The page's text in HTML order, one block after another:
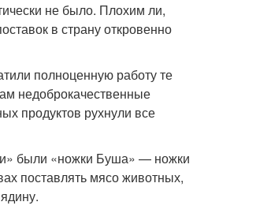
не было. Плохим ли,
в страну откровенно
полноценную работу те
недоброкачественные
продуктов рухнули все
были «ножки Буша» — ножки
поставлять мясо животных,